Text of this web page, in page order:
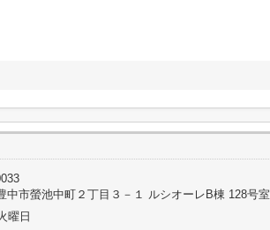
中市螢池中町２丁目３－１ ルシオーレB棟 128号室
曜日